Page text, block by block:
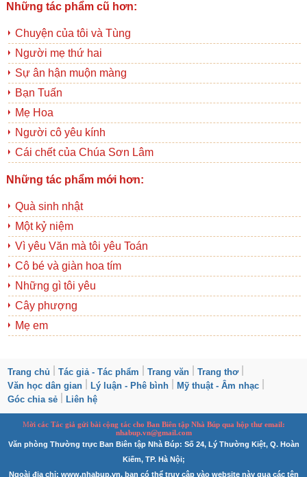
Những tác phẩm cũ hơn:
Chuyện của tôi và Tùng
Người mẹ thứ hai
Sự ân hận muộn màng
Bạn Tuấn
Mẹ Hoa
Người cô yêu kính
Cái chết của Chúa Sơn Lâm
Những tác phẩm mới hơn:
Quà sinh nhật
Một kỷ niệm
Vì yêu Văn mà tôi yêu Toán
Cô bé và giàn hoa tím
Những gì tôi yêu
Cây phượng
Mẹ em
Trang chủ Tác giả - Tác phẩm Trang văn
Trang thơ
Văn học dân gian
Lý luận - Phê bình
Mỹ thuật - Âm nhạc
Góc chia sẻ
Liên hệ
Mời các Tác giả gửi bài cộng táccho Ban Biên tập Nhà Búp qua hộp thư email:
nhabup.vn@gmail.com
Văn phòng Thường trực Ban Biên tập Nhà Búp: Số 24, Lý Thường Kiệt, Q. Hoàn
Kiếm, TP. Hà Nội;
Ngoài địa chỉ: www.nhabup.vn, bạn có thể truy cập vào website này qua các tên